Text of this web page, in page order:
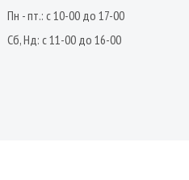
Пн - пт.: с 10-00 до 17-00
Сб, Нд: с 11-00 до 16-00